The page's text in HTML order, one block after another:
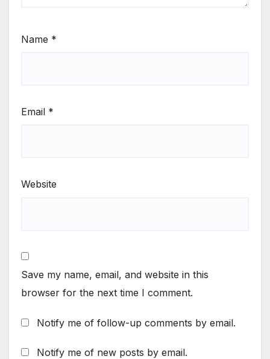
Name *
Email *
Website
Save my name, email, and website in this
browser for the next time I comment.
Notify me of follow-up comments by email.
Notify me of new posts by email.